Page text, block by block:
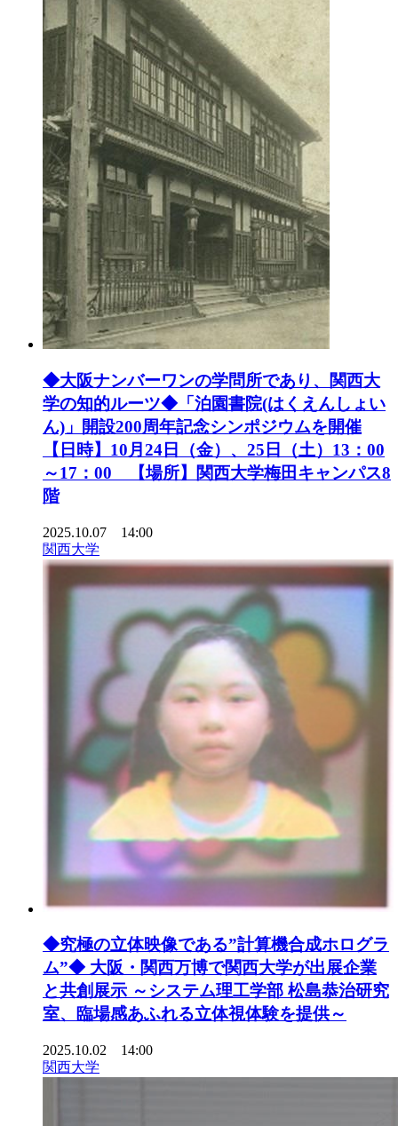
◆大阪ナンバーワンの学問所であり、関西大
学の知的ルーツ◆「泊園書院(はくえんしょい
ん)」開設200周年記念シンポジウムを開催
【日時】10月24日（金）、25日（土）13：00
～17：00 【場所】関西大学梅田キャンパス8
階
2025.10.07 14:00
関西大学
◆究極の立体映像である”計算機合成ホログラ
ム”◆ 大阪・関西万博で関西大学が出展企業
と共創展示 ～システム理工学部 松島恭治研究
室、臨場感あふれる立体視体験を提供～
2025.10.02 14:00
関西大学